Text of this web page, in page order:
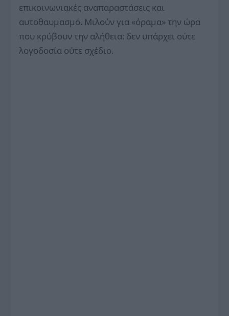
επικοινωνιακές αναπαραστάσεις και
αυτοθαυμασμό. Μιλούν για «όραμα» την ώρα
που κρύβουν την αλήθεια: δεν υπάρχει ούτε
λογοδοσία ούτε σχέδιο.